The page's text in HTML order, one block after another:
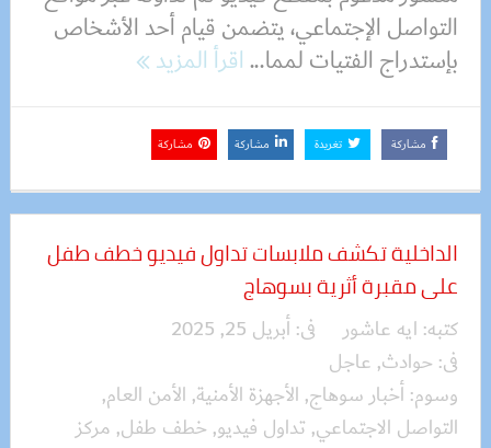
التواصل الإجتماعي، يتضمن قيام أحد الأشخاص
بإستدراج الفتيات لمما...اقرأ المزيد
مشاركة تغريدة مشاركة مشاركة
الداخلية تكشف ملابسات تداول فيديو خطف طفل
على مقبرة أثرية بسوهاج
كتبه: ايه عاشور فى:أبريل 25, 2025
فى: حوادث, عاجل
وسوم:أخبار سوهاج, الأجهزة الأمنية, الأمن العام,
التواصل الاجتماعي, تداول فيديو, خطف طفل, مركز